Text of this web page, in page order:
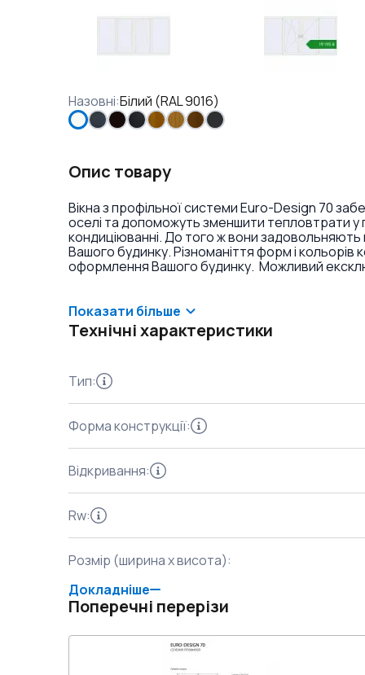
Назовні:Білий (RAL 9016)
Опис товару
Вікна з профільної системи Euro-Design 70
оселі та допоможуть зменшити тепловтрати у
кондиціюванні. До того ж вони
Вашого будинку. Різноманіття форм і
оформлення Вашого будинку. Можливий
Показати більше
Технічні характеристики
Тип:
Форма конструкції:
Відкривання:
Rw:
Розмір (ширина x висота):
Докладніше
Поперечні перерізи